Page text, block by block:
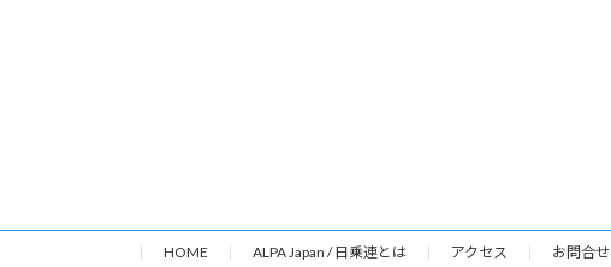
HOME ALPA Japan / 日乗連とは アクセス お問合せ